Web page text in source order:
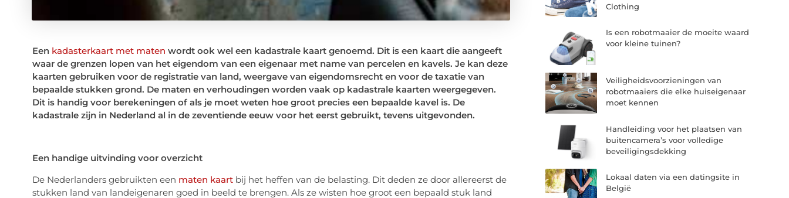
Een kadasterkaart met maten wordt ook wel een kadastrale kaart genoemd. Dit is een kaart die aangeeft
waar de grenzen lopen van het eigendom van een eigenaar met name van percelen en kavels. Je kan deze
kaarten gebruiken voor de registratie van land, weergave van eigendomsrecht en voor de taxatie van
bepaalde stukken grond. De maten en verhoudingen worden vaak op kadastrale kaarten weergegeven.
Dit is handig voor berekeningen of als je moet weten hoe groot precies een bepaalde kavel is. De
kadastrale zijn in Nederland al in de zeventiende eeuw voor het eerst gebruikt, tevens uitgevonden.
Een handige uitvinding voor overzicht
De Nederlanders gebruikten een maten kaartbij het heffen van de belasting. Dit deden ze door allereerst de
stukken land van landeigenaren goed in beeld te brengen. Als ze wisten hoe groot een bepaald stuk land
Clothing
Is een robotmaaier de moeite waard
voor kleine tuinen?
Veiligheidsvoorzieningen van
robotmaaiers die elke huiseigenaar
moet kennen
Handleiding voor het plaatsen van
buitencamera’s voor volledige
beveiligingsdekking
Lokaal daten via een datingsite in
België